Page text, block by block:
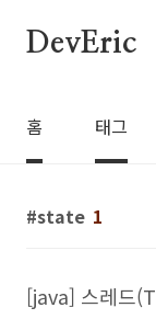
DevEric
홈 태그
state 1